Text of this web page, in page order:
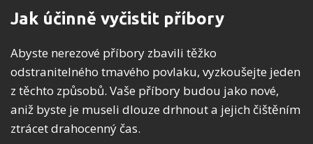
Jak účinně vyčistit příbory
Abyste nerezové příbory zbavili těžko
odstranitelného tmavého povlaku, vyzkoušejte jeden
z těchto způsobů. Vaše příbory budou jako nové,
aniž byste je museli dlouze drhnout a jejich čištěním
ztrácet drahocenný čas.